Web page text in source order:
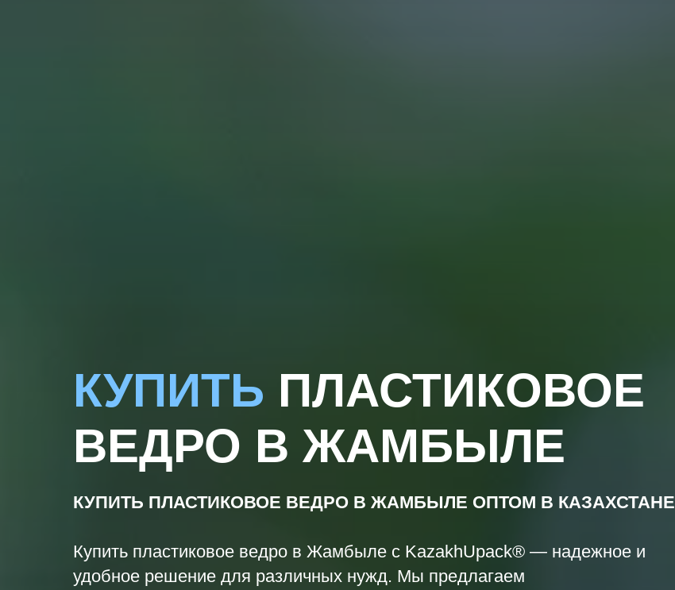
КУПИТЬ ПЛАСТИКОВОЕ
ВЕДРО В ЖАМБЫЛЕ
КУПИТЬ ПЛАСТИКОВОЕ ВЕДРО В ЖАМБЫЛЕ ОПТОМ В КАЗАХСТАНЕ
Купить пластиковое ведро в Жамбыле с KazakhUpack® — надежное и
удобное решение для различных нужд. Мы предлагаем